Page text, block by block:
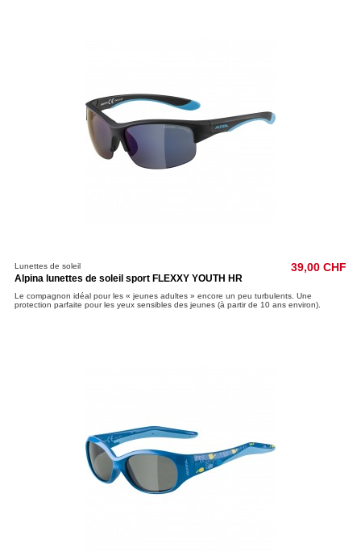
Lunettes de soleil
Alpina lunettes de soleil sport FLEXXY YOUTH HR
39,00 CHF
Le compagnon idéal pour les « jeunes adultes » encore un peu turbulents. Une
protection parfaite pour les yeux sensibles des jeunes (à partir de 10 ans environ).